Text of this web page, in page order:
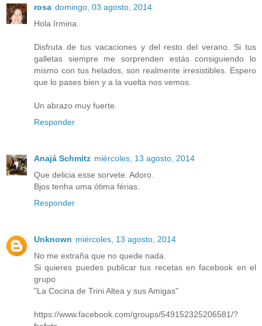
rosa domingo, 03 agosto, 2014
Hola Irmina.
Disfruta de tus vacaciones y del resto del verano. Si tus
galletas siempre me sorprenden estás consiguiendo lo
mismo con tus helados, son realmente irresistibles. Espero
que lo pases bien y a la vuelta nos vemos.
Un abrazo muy fuerte.
Responder
Anajá Schmitz miércoles, 13 agosto, 2014
Que delicia esse sorvete. Adoro.
Bjos tenha uma ótima férias.
Responder
Unknown miércoles, 13 agosto, 2014
No me extraña que no quede nada.
Si quieres puedes publicar tus recetas en facebook en el
grupo
"La Cocina de Trini Altea y sus Amigas"
https://www.facebook.com/groups/549152325206581/?